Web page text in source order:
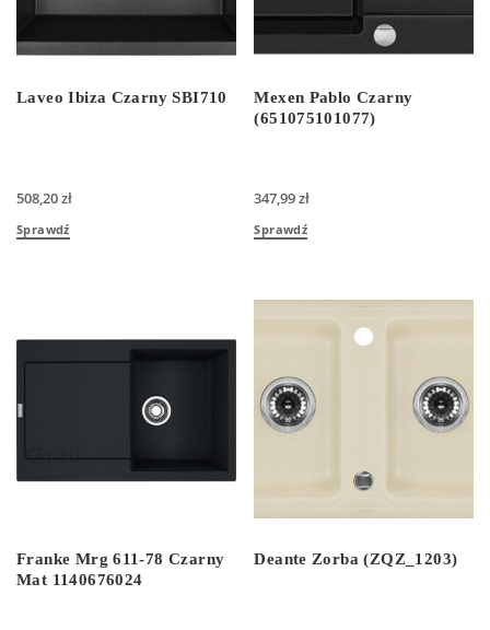
Laveo Ibiza Czarny SBI710
508,20zł
Sprawdź
Mexen Pablo Czarny
(651075101077)
347,99zł
Sprawdź
Franke Mrg 611-78 Czarny
Mat 1140676024
Deante Zorba (ZQZ_1203)